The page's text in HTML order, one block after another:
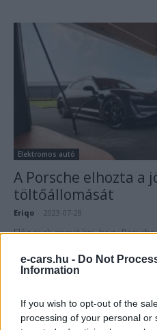
e-cars.hu - Do Not
Information
If you wish to opt-out of the
processing of your personal or
Elektromos autó
A Porsche elhozta a
töltőállomását
Eriqo 2023-07-28
Elég csak annyit írni, hogy
Legolvasottabb cikkek
21 ezer
megrohanták